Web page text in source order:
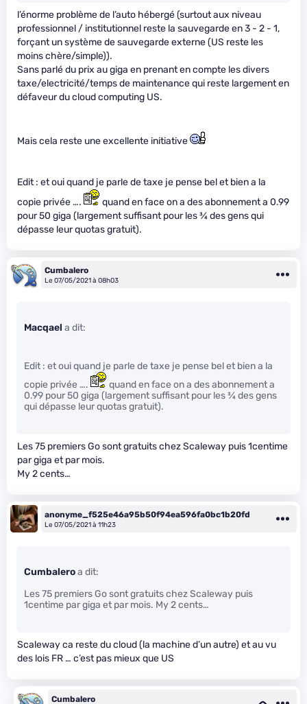
l’énorme problème de l’auto hébergé (surtout aux niveau
professionnel / institutionnel reste la sauvegarde en 3 - 2 - 1,
forçant un système de sauvegarde externe (US reste les
moins chère/simple)).
Sans parlé du prix au giga en prenant en compte les divers
taxe/electricité/temps de maintenance qui reste largement en
défaveur du cloud computing US.
Mais cela reste une excellente initiative
Edit : et oui quand je parle de taxe je pense bel et bien a la
copie privée ….
quand en face on a des abonnement a 0.99
pour 50 giga (largement suffisant pour les3⁄4des gens qui
dépasse leur quotas gratuit).
Cumbalero
Le 07/05/2021 à 08h03
Macqael a dit:
Edit : et oui quand je parle de taxe je pense bel et bien a la
copie privée ….
quand en face on a des abonnement a
0.99 pour 50 giga (largement suffisant pour les3⁄4des gens
qui dépasse leur quotas gratuit).
Les 75 premiers Go sont gratuits chez Scaleway puis 1centime
par giga et par mois.
My 2 cents…
anonyme_f525e46a95b50f94ea596fa0bc1b20fd
Le 07/05/2021 à 11h23
Cumbaleroa dit:
Les 75 premiers Go sont gratuits chez Scaleway puis
1centime par giga et par mois. My 2 cents…
Scaleway ca reste du cloud (la machine d’un autre) et au vu
des lois FR … c’est pas mieux que US
Cumbalero